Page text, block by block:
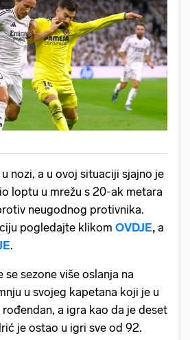
nozi, a u ovoj situaciji sjajno je
loptu u mrežu s 20-ak metara
neugodnog protivnika.
pogledajte klikom OVDJE, a
.
sezone više oslanja na
u svojeg kapetana koji je u
a igra kao da je deset
je ostao u igri sve od 92.